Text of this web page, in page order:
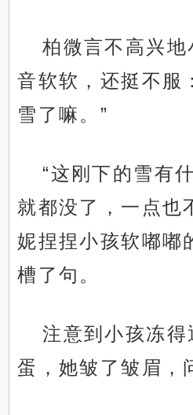
柏微言不高兴
音软软，还挺不服
雪了嘛。”
“这刚下的雪有
就都没了，一点也
妮捏捏小孩软嘟嘟
槽了句。
注意到小孩冻
蛋，她皱了皱眉，